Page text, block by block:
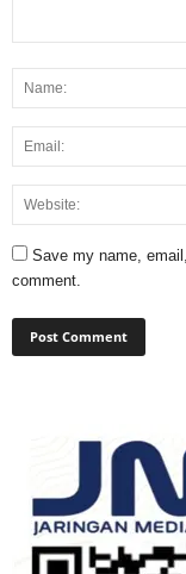
Save my name,
comment.